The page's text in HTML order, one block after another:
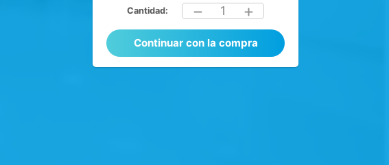
Cantidad: 1
Continuar con la compra